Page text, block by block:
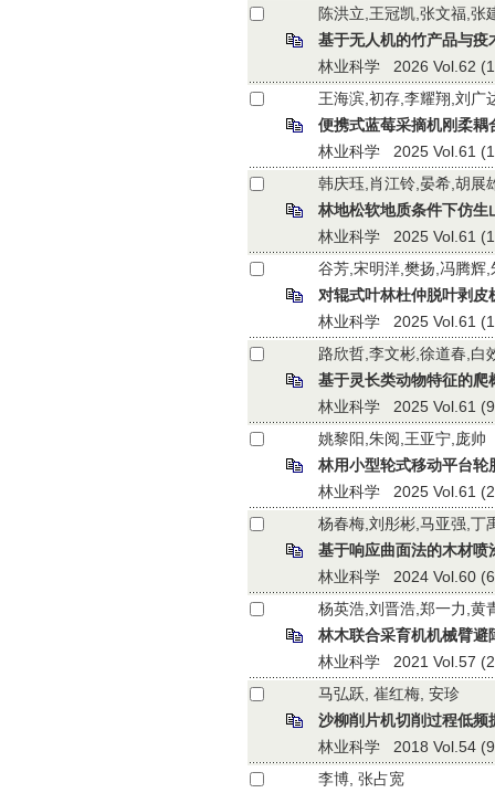
陈洪立,王冠凯,张文福,张
基于无人机的竹产品与
林业科学 2026 Vol.62
王海滨,初存,李耀翔,刘广
便携式蓝莓采摘机刚柔耦
林业科学 2025 Vol.61
韩庆珏,肖江铃,晏希,胡展
林地松软地质条件下仿
林业科学 2025 Vol.61
谷芳,宋明洋,樊扬,冯腾辉,
对辊式叶林杜仲脱叶剥皮
林业科学 2025 Vol.61
路欣哲,李文彬,徐道春,白
基于灵长类动物特征的爬
林业科学 2025 Vol.61
姚黎阳,朱阅,王亚宁,庞帅
林用小型轮式移动平台
林业科学 2025 Vol.61
杨春梅,刘彤彬,马亚强,丁
基于响应曲面法的木材
林业科学 2024 Vol.60
杨英浩,刘晋浩,郑一力,黄
林木联合采育机机械臂避
林业科学 2021 Vol.57
马弘跃, 崔红梅, 安珍
沙柳削片机切削过程低频
林业科学 2018 Vol.54
李博, 张占宽